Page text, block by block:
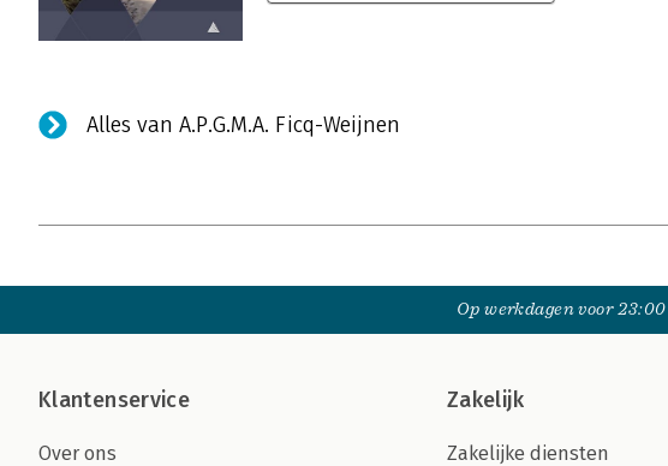
Alles van A.P.G.M.A. Ficq-Weijnen
Op werkdagen voor
Klantenservice
Over ons
Zakelijk
Zakelijke diensten